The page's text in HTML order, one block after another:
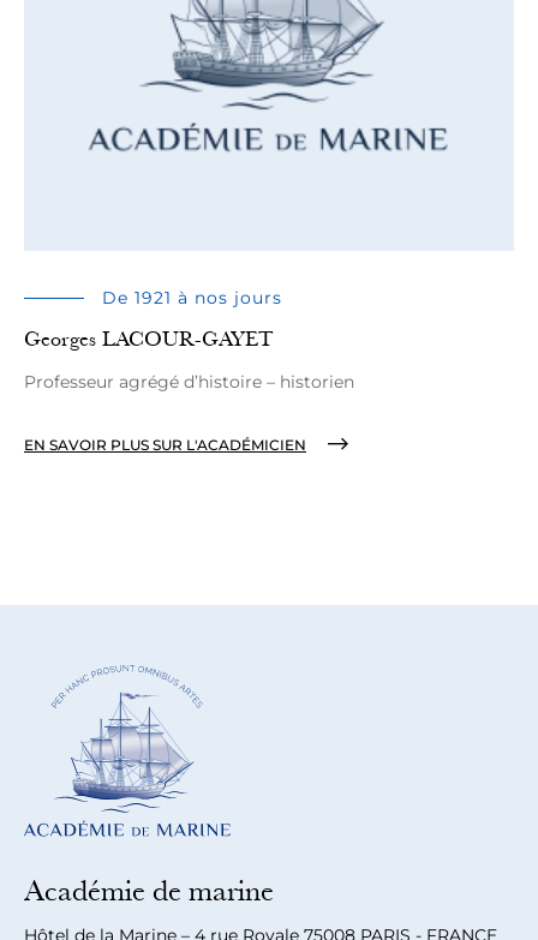
De 1921 à nos jours
Georges LACOUR-GAYET
Professeur agrégé d’histoire – historien
EN SAVOIR PLUS SUR L'ACADÉMICIEN
Académie de marine
Hôtel de la Marine – 4 rue Royale 75008 PARIS - FRANCE